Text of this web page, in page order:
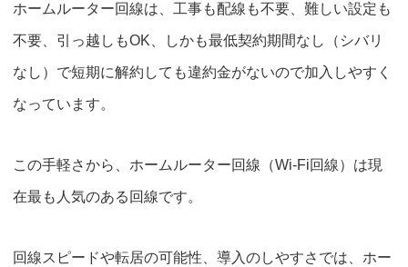
ホームルーター回線は、工事も配線も不要、難しい設定も
不要、引っ越しもOK、しかも最低契約期間なし（シバリ
なし） で短期に解約しても違約金がないので加入しやすく
なっています。
この手軽さから、ホームルーター回線（Wi-Fi回線）は現
在最も人気のある回線です。
回線スピードや転居の可能性、導入のしやすさでは、ホー